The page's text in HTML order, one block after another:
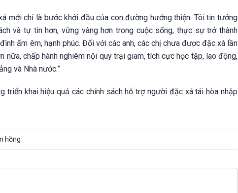
mới chỉ là bước khởi đầu của con đường hướng thiện. Tôi tin tưởng
và tự tin hơn, vững vàng hơn trong cuộc sống, thực sự trở thành
ấm êm, hạnh phúc. Đối với các anh, các chị chưa được đặc xá lần
nữa, chấp hành nghiêm nội quy trại giam, tích cực học tập, lao động,
và Nhà nước.”
khai hiệu quả các chính sách hỗ trợ người đặc xá tái hòa nhập
hồng